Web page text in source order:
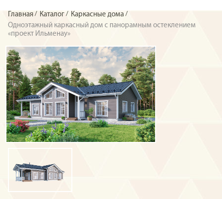
Главная/ Каталог/ Каркасные дома/
Одноэтажный каркасный дом с панорамным остеклением
«проект Ильменау»